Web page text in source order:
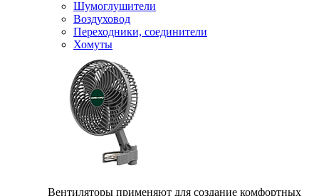
Шумоглушители
Воздуховод
Переходники, соединители
Хомуты
Вентиляторы применяют для создание комфортных